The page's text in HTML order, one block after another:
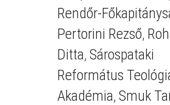
Rendőr-
Pertorini Rezső,
Ditta, Sárospataki
Református
Akadémia, Smuk